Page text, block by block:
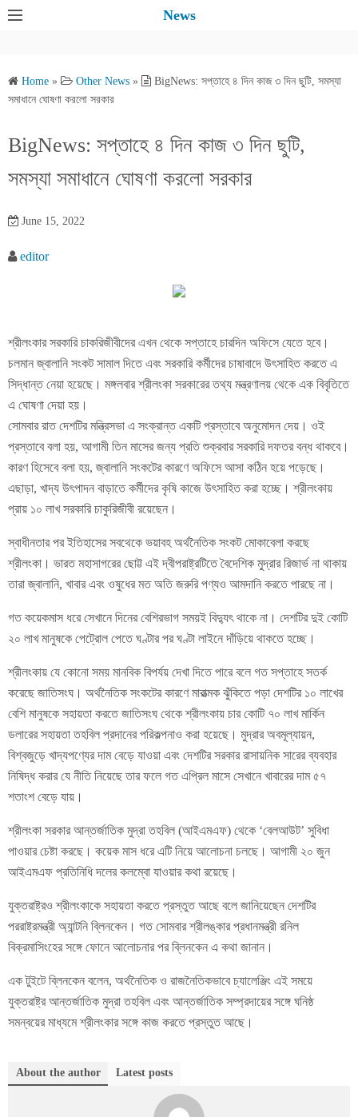
News
Home » Other News »
BigNews: সপ্তাহে ৪ দিন কাজ ৩ দিন ছুটি, সমস্যা
সমাধানে ঘোষণা করলো সরকার
BigNews: সপ্তাহে ৪ দিন কাজ ৩ দিন ছুটি,
সমস্যা সমাধানে ঘোষণা করলো সরকার
June 15, 2022
editor
শ্রীলংকার সরকারি চাকরিজীবীদের এখন থেকে সপ্তাহে চারদিন অফিসে যেতে হবে।
চলমান জ্বালানি সংকট সামাল দিতে এবং সরকারি কর্মীদের চাষাবাদে উৎসাহিত করতে এ
সিদ্ধান্ত নেয়া হয়েছে। মঙ্গলবার শ্রীলংকা সরকারের তথ্য মন্ত্রণালয় থেকে এক বিবৃতিতে
এ ঘোষণা দেয়া হয়।
সোমবার রাত দেশটির মন্ত্রিসভা এ সংক্রান্ত একটি প্রস্তাবে অনুমোদন দেয়। ওই
প্রস্তাবে বলা হয়, আগামী তিন মাসের জন্য প্রতি শুক্রবার সরকারি দফতর বন্ধ থাকবে।
কারণ হিসেবে বলা হয়, জ্বালানি সংকটের কারণে অফিসে আসা কঠিন হয়ে পড়েছে।
এছাড়া, খাদ্য উৎপাদন বাড়াতে কর্মীদের কৃষি কাজে উৎসাহিত করা হচ্ছে। শ্রীলংকায়
প্রায় ১০ লাখ সরকারি চাকুরিজীবী রয়েছেন।
স্বাধীনতার পর ইতিহাসের সবথেকে ভয়াবহ অর্থনৈতিক সংকট মোকাবেলা করছে
শ্রীলংকা। ভারত মহাসাগরের ছোট্ট এই দ্বীপরাষ্ট্রটিতে বৈদেশিক মু্দ্রার রিজার্ভ না থাকায়
তারা জ্বালানি, খাবার এবং ওষুধের মত অতি জরুরি পণ্যও আমদানি করতে পারছে না।
গত কয়েকমাস ধরে সেখানে দিনের বেশিরভাগ সময়ই বিদ্যুৎ থাকে না। দেশটির দুই কোটি
২০ লাখ মানুষকে পেট্রোল পেতে ঘণ্টার পর ঘণ্টা লাইনে দাঁড়িয়ে থাকতে হচ্ছে।
শ্রীলংকায় যে কোনো সময় মানবিক বিপর্যয় দেখা দিতে পারে বলে গত সপ্তাহে সতর্ক
করেছে জাতিসংঘ। অর্থনৈতিক সংকটের কারণে মারাত্মক ঝুঁকিতে পড়া দেশটির ১০ লাখের
বেশি মানুষকে সহায়তা করতে জাতিসংঘ থেকে শ্রীলংকায় চার কোটি ৭০ লাখ মার্কিন
ডলারের সহায়তা তহবিল প্রদানের পরিকল্পনাও করা হয়েছে। মুদ্রার অবমূল্যায়ন,
বিশ্বজুড়ে খাদ্যপণ্যের দাম বেড়ে যাওয়া এবং দেশটির সরকার রাসায়নিক সারের ব্যবহার
নিষিদ্ধ করার যে নীতি নিয়েছে তার ফলে গত এপ্রিল মাসে সেখানে খাবারের দাম ৫৭
শতাংশ বেড়ে যায়।
শ্রীলংকা সরকার আন্তর্জাতিক মুদ্রা তহবিল (আইএমএফ) থেকে ‘বেলআউট’ সুবিধা
পাওয়ার চেষ্টা করছে। কয়েক মাস ধরে এটি নিয়ে আলোচনা চলছে। আগামী ২০ জুন
আইএমএফ প্রতিনিধি দলের কলম্বো যাওয়ার কথা রয়েছে।
যুক্তরাষ্ট্রও শ্রীলংকাকে সহায়তা করতে প্রস্তুত আছে বলে জানিয়েছেন দেশটির
পররাষ্ট্রমন্ত্রী অ্যান্টনি ব্লিনকেন। গত সোমবার শ্রীলঙ্কার প্রধানমন্ত্রী রনিল
বিক্রমাসিংহের সঙ্গে ফোনে আলোচনার পর ব্লিনকেন এ কথা জানান।
এক টুইটে ব্লিনকেন বলেন, অর্থনৈতিক ও রাজনৈতিকভাবে চ্যালেঞ্জিং এই সময়ে
যুক্তরাষ্ট্র আন্তর্জাতিক মুদ্রা তহবিল এবং আন্তর্জাতিক সম্প্রদায়ের সঙ্গে ঘনিষ্ঠ
সমন্বয়ের মাধ্যমে শ্রীলংকার সঙ্গে কাজ করতে প্রস্তুত আছে।
About the author Latest posts